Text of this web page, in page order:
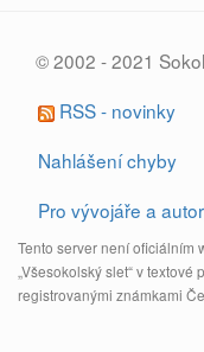
© 2002 - 2021
RSS - novinky
Nahlášení chyby
Pro vývojáře a
Tento server není oficiálním
„Všesokolský slet“ v
registrovanými známkami